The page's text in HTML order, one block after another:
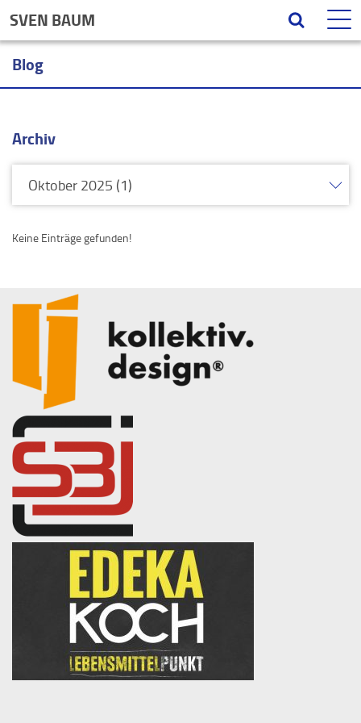
SVEN BAUM
Blog
Archiv
Keine Einträge gefunden!